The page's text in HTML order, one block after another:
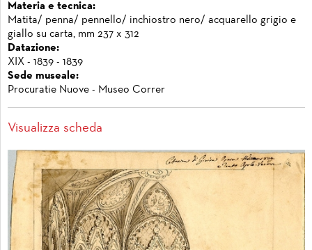
Materia e tecnica:
Matita/ penna/ pennello/ inchiostro nero/ acquarello grigio e
giallo su carta, mm 237 x 312
Datazione:
XIX - 1839 - 1839
Sede museale:
Procuratie Nuove - Museo Correr
Visualizza scheda